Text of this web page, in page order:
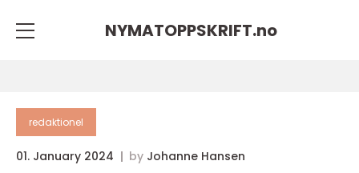
NYMATOPPSKRIFT.no
redaktionel
01. January 2024 by Johanne Hansen